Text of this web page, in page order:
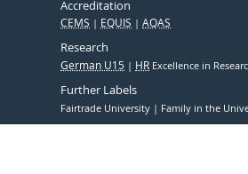
Accreditation
CEMS EQUIS AQAS
Research
German U15 HR Excellence in
Further Labels
Fairtrade University Family in the